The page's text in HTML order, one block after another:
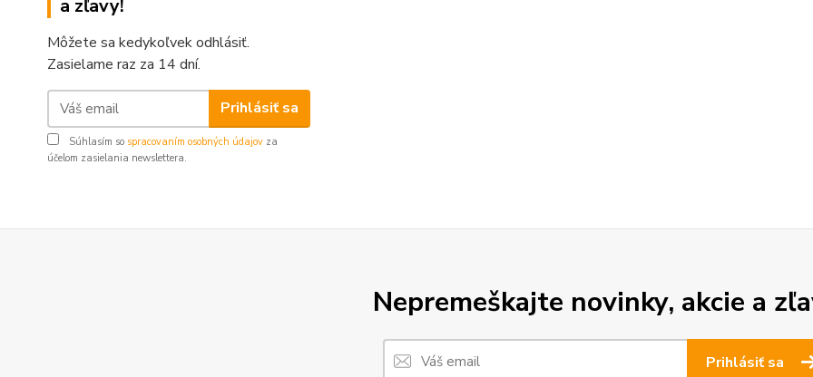
a zľavy!
Môžete sa kedykoľvek odhlásiť.
Zasielame raz za 14 dní.
Prihlásiť sa
Súhlasím so spracovaním osobných údajov za
účelom zasielania newslettera.
Nepremeškajte novinky, akcie a
Prihlásiť sa